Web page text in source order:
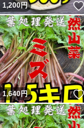
1,200円
1,640円